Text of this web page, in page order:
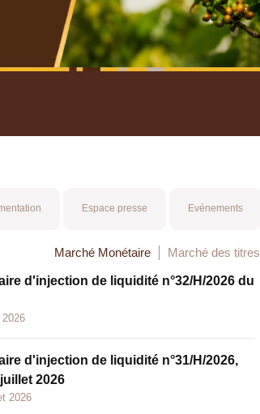
Espace presse Evénements
Marché Monétaire Marché des titres
d'injection de liquidité n°32/H/2026 du
d'injection de liquidité n°31/H/2026,
2026
2026